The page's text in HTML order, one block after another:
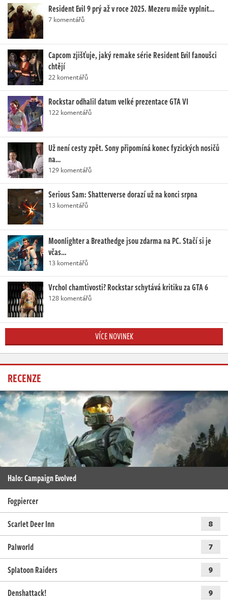
Resident Evil 9 prý až v roce 2025. Mezeru může vyplnit…
7 komentářů
Capcom zjišťuje, jaký remake série Resident Evil fanoušci
chtějí
22 komentářů
Rockstar odhalil datum velké prezentace GTA VI
122 komentářů
Už není cesty zpět. Sony připomíná konec fyzických nosičů
na…
129 komentářů
Serious Sam: Shatterverse dorazí už na konci srpna
13 komentářů
Moonlighter a Breathedge jsou zdarma na PC. Stačí si je
včas…
13 komentářů
Vrchol chamtivosti? Rockstar schytává kritiku za GTA 6
128 komentářů
VÍCE NOVINEK
RECENZE
Halo: Campaign Evolved
Fogpiercer
Scarlet Deer Inn
8
Palworld 7
Splatoon Raiders 9
Denshattack! 9